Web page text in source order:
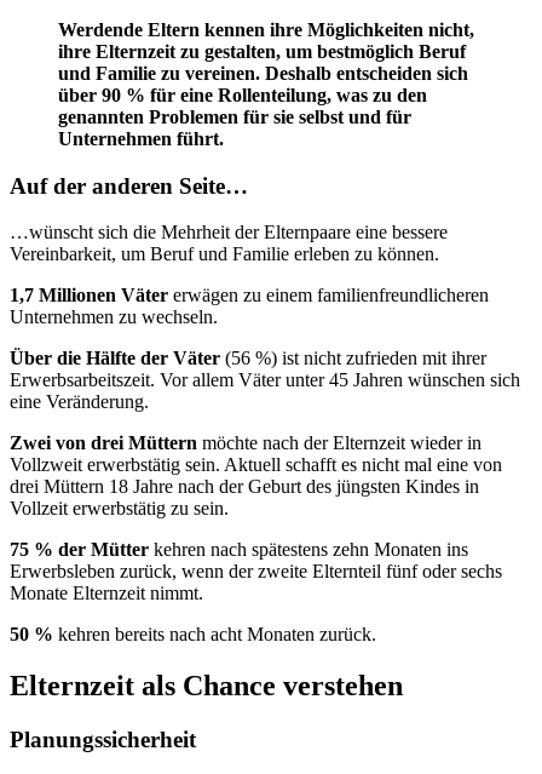
Werdende Eltern kennen ihre Möglichkeiten nicht,
ihre Elternzeit zu gestalten, um bestmöglich Beruf
und Familie zu vereinen. Deshalb entscheiden sich
über 90 % für eine Rollenteilung, was zu den
genannten Problemen für sie selbst und für
Unternehmen führt.
Auf der anderen Seite…
…wünscht sich die Mehrheit der Elternpaare eine bessere
Vereinbarkeit, um Beruf und Familie erleben zu können.
1,7 Millionen Väter erwägen zu einem familienfreundlicheren
Unternehmen zu wechseln.
Über die Hälfte der Väter (56 %) ist nicht zufrieden mit ihrer
Erwerbsarbeitszeit. Vor allem Väter unter 45 Jahren wünschen sich
eine Veränderung.
Zwei von drei Müttern möchte nach der Elternzeit wieder in
Vollzweit erwerbstätig sein. Aktuell schafft es nicht mal eine von
drei Müttern 18 Jahre nach der Geburt des jüngsten Kindes in
Vollzeit erwerbstätig zu sein.
75 % der Mütter kehren nach spätestens zehn Monaten ins
Erwerbsleben zurück, wenn der zweite Elternteil fünf oder sechs
Monate Elternzeit nimmt.
50 % kehren bereits nach acht Monaten zurück.
Elternzeit als Chance verstehen
Planungssicherheit